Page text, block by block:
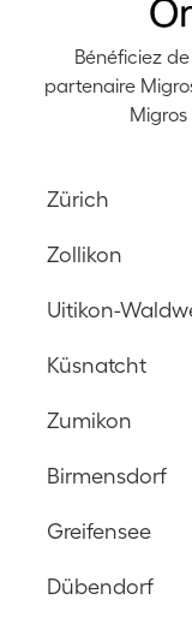
Bénéficiez
partenaire
Zürich
Zollikon
Uitikon-
Küsnatcht
Zumikon
Birmensdorf
Greifensee
Dübendorf